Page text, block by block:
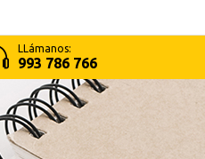
LLámanos:
993 786 766